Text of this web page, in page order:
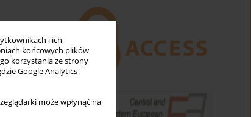
i ich
końcowych plików
korzystania ze strony
Google Analytics
może wpłynąć na